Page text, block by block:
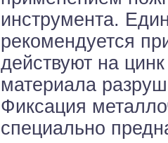
инструмента.
рекомендуется
действуют на
материала
Фиксация
специально